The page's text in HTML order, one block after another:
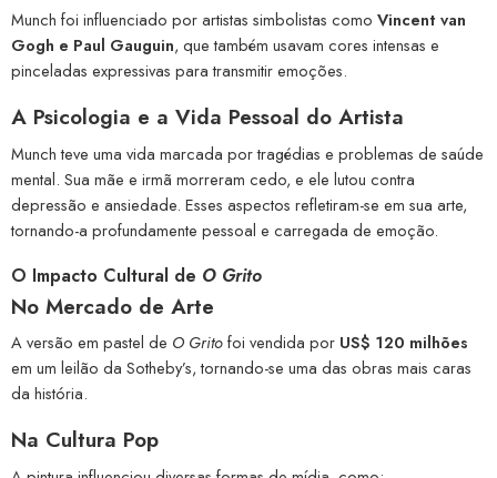
Munch foi influenciado por artistas simbolistas como Vincent van
Gogh e Paul Gauguin, que também usavam cores intensas e
pinceladas expressivas para transmitir emoções.
A Psicologia e a Vida Pessoal do Artista
Munch teve uma vida marcada por tragédias e problemas de saúde
mental. Sua mãe e irmã morreram cedo, e ele lutou contra
depressão e ansiedade. Esses aspectos refletiram-se em sua arte,
tornando-a profundamente pessoal e carregada de emoção.
O Impacto Cultural de O Grito
No Mercado de Arte
A versão em pastel de O Gritofoi vendida por US$ 120 milhões
em um leilão da Sotheby’s, tornando-se uma das obras mais caras
da história.
Na Cultura Pop